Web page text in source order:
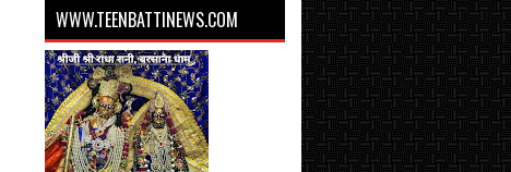
WWW.TEENBATTINEWS.COM